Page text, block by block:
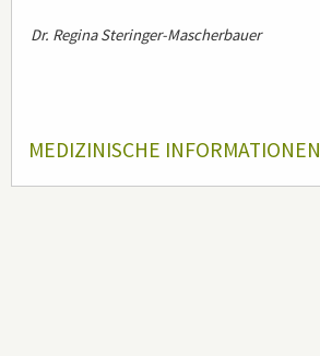
Dr. Regina Steringer-Mascherbauer
MEDIZINISCHE INFORMATIONEN